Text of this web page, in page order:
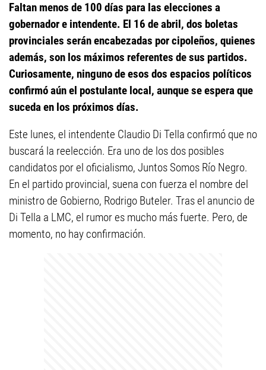
Faltan menos de 100 días para las elecciones a
gobernador e intendente. El 16 de abril, dos boletas
provinciales serán encabezadas por cipoleños, quienes
además, son los máximos referentes de sus partidos.
Curiosamente, ninguno de esos dos espacios políticos
confirmó aún el postulante local, aunque se espera que
suceda en los próximos días.
Este lunes, el intendente Claudio Di Tella confirmó que no
buscará la reelección. Era uno de los dos posibles
candidatos por el oficialismo, Juntos Somos Río Negro.
En el partido provincial, suena con fuerza el nombre del
ministro de Gobierno, Rodrigo Buteler. Tras el anuncio de
Di Tella a LMC, el rumor es mucho más fuerte. Pero, de
momento, no hay confirmación.